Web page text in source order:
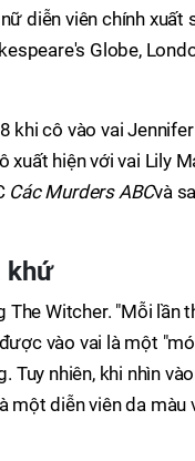
diễn viên chính xuất
Globe,
khi cô vào vai
xuất hiện với vai Lily
Các Murders ABCvà
khứ
Witcher. "Mỗi lần
vào vai là một
nhiên, khi nhìn
một diễn viên da màu